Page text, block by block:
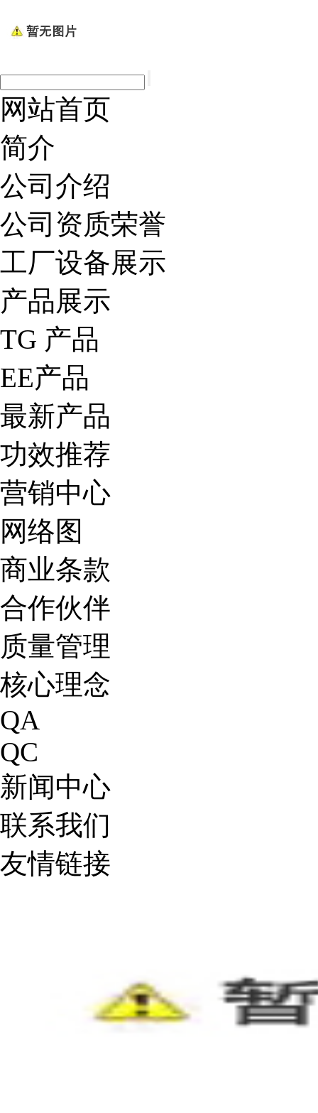
网站首页
简介
公司介绍
公司资质荣誉
工厂设备展示
产品展示
TG 产品
EE产品
最新产品
功效推荐
营销中心
网络图
商业条款
合作伙伴
质量管理
核心理念
QA
QC
新闻中心
联系我们
友情链接